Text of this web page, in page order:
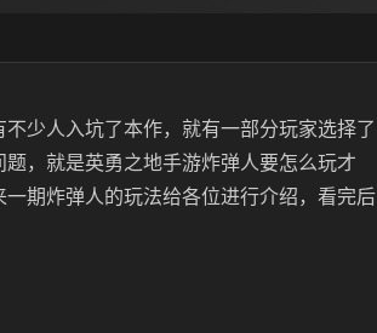
少人入坑了本作，就有一部分玩家选择了
，就是英勇之地手游炸弹人要怎么玩才
期炸弹人的玩法给各位进行介绍，看完后